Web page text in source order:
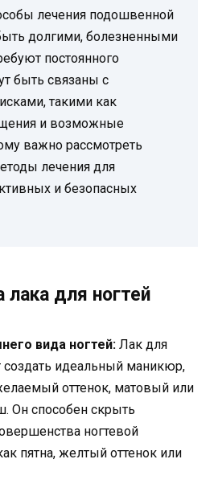
лечения подошвенной
долгими, болезненными
постоянного
быть связаны с
такими как
и возможные
важно рассмотреть
лечения для
и безопасных
для ногтей
вида ногтей: Лак для
создать идеальный маникюр,
оттенок, матовый или
Он способен скрыть
ногтевой
пятна, желтый оттенок или